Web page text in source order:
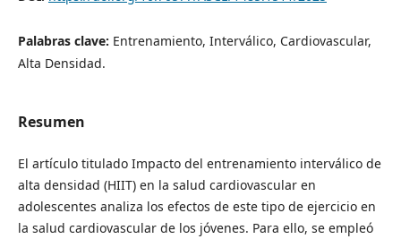
Palabras clave: Entrenamiento, Interválico, Cardiovascular,
Alta Densidad.
Resumen
El artículo titulado Impacto del entrenamiento interválico de
alta densidad (HIIT) en la salud cardiovascular en
adolescentes analiza los efectos de este tipo de ejercicio en
la salud cardiovascular de los jóvenes. Para ello, se empleó